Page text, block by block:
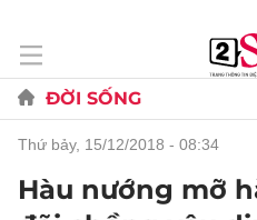
ĐỜI SỐNG
thứ bảy, 15/12/2018 - 08:34
Hàu nướng mỡ